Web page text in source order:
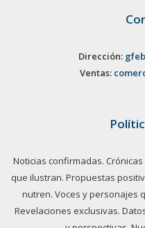
Dirección:
Ventas:
Noticias confirmadas.
que ilustran. Propuestas
nutren. Voces y personajes
Revelaciones exclusivas.